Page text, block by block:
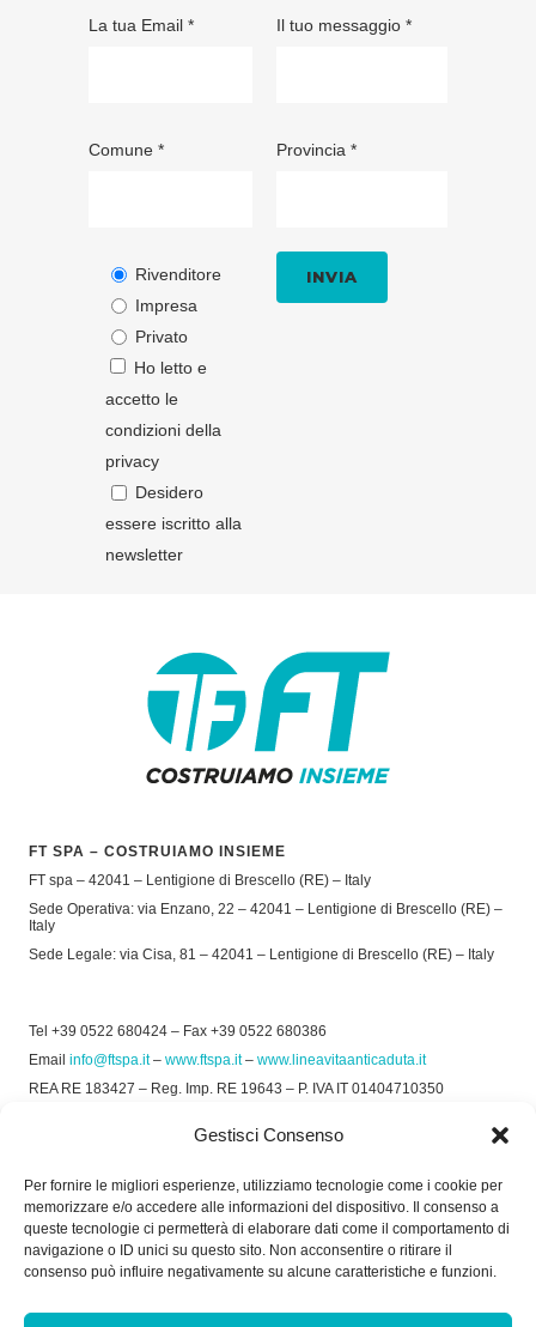
Gestisci Consenso
Per fornire le migliori esperienze, utilizziamo tecnologie come i cookie per
memorizzare e/o accedere alle informazioni del dispositivo. Il consenso a
queste tecnologie ci permetterà di elaborare dati come il comportamento di
navigazione o ID unici su questo sito. Non acconsentire o ritirare il
consenso può influire negativamente su alcune caratteristiche e funzioni.
La tua Email *
Comune *
Rivenditore
Impresa
Privato
Ho letto e
accetto le
condizioni della
privacy
Desidero
essere iscritto alla
newsletter
Il tuo messaggio *
Provincia *
FT SPA – COSTRUIAMO INSIEME
FT spa – 42041 – Lentigione di Brescello (RE) – Italy
Sede Operativa: via Enzano, 22 – 42041 – Lentigione di Brescello (RE) –
Italy
Sede Legale: via Cisa, 81 – 42041 – Lentigione di Brescello (RE) – Italy
Tel +39 0522 680424 – Fax +39 0522 680386
Email info@ftspa.it– www.ftspa.it– www.lineavitaanticaduta.it
REA RE 183427 – Reg. Imp. RE 19643 – P. IVA IT 01404710350
Privacy Policy–Cookie Policy
SOCIAL